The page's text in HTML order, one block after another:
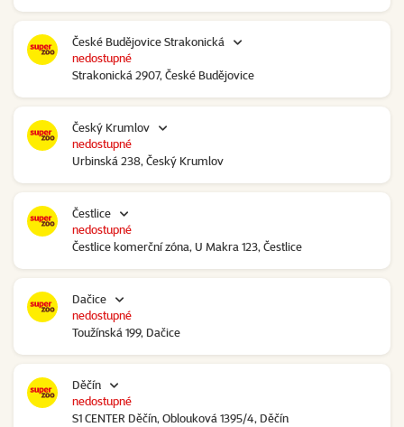
České Budějovice Strakonická
Strakonická 2907, České Budějovice
nedostupné
Český Krumlov
Urbinská 238, Český Krumlov
nedostupné
Čestlice
Čestlice komerční zóna, U Makra 123, Čestlice
nedostupné
Dačice
Toužínská 199, Dačice
nedostupné
Děčín
S1 CENTER Děčín, Oblouková 1395/4, Děčín
nedostupné